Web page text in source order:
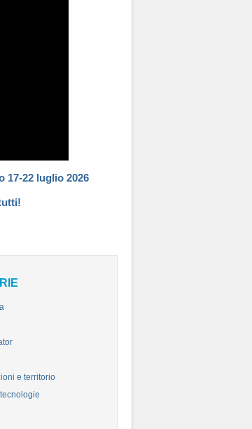
17-22 luglio 2026
e territorio